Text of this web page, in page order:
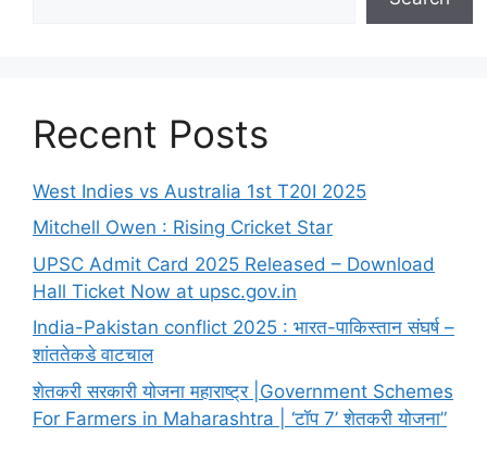
Recent Posts
West Indies vs Australia 1st T20I 2025
Mitchell Owen : Rising Cricket Star
UPSC Admit Card 2025 Released – Download
Hall Ticket Now at upsc.gov.in
India-Pakistan conflict 2025 : भारत-पाकिस्तान संघर्ष –
शांततेकडे वाटचाल
शेतकरी सरकारी योजना महाराष्ट्र |Government Schemes
For Farmers in Maharashtra | ‘टॉप 7’ शेतकरी योजना”